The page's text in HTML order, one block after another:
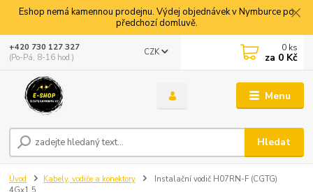
Eshop nemá kamennou prodejnu. Výdej objednávek v Nymburce po
předchozí domluvě.
Menu
CZK
Hledat
+420 730 127 327
(Po-Pá, 8-16 hod.)
0 ks
za 0 Kč
Úvod Kabely, vodiče a konektory
Instalační vodič H07RN-F (CGTG)